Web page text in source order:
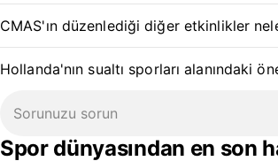
CMAS'ın düzenlediği diğer etkinlikler
Hollanda'nın sualtı sporları alanındaki
Spor dünyasından en son